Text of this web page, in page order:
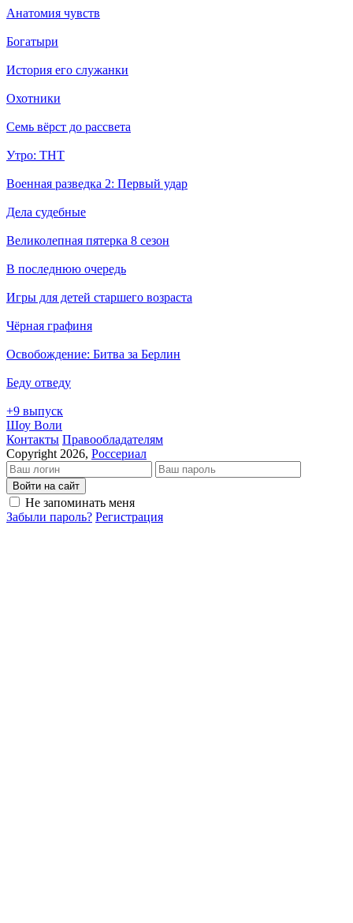
Анатомия чувств
Богатыри
История его служанки
Охотники
Семь вёрст до рассвета
Утро: ТНТ
Военная разведка 2: Первый удар
Дела судебные
Великолепная пятерка 8 сезон
В последнюю очередь
Игры для детей старшего возраста
Чёрная графиня
Освобождение: Битва за Берлин
Беду отведу
+9 выпуск
Шоу Воли
Кон­так­ты Пра­во­об­ла­да­те­лям
Copyright 2026, Россериал
Войти на сайт
Не запоминать меня
Забыли пароль? Регистрация